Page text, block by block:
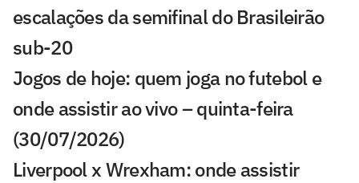
escalações da semifinal do Brasileirão
sub-20
Jogos de hoje: quem joga no futebol e
onde assistir ao vivo – quinta-feira
(30/07/2026)
Liverpool x Wrexham: onde assistir